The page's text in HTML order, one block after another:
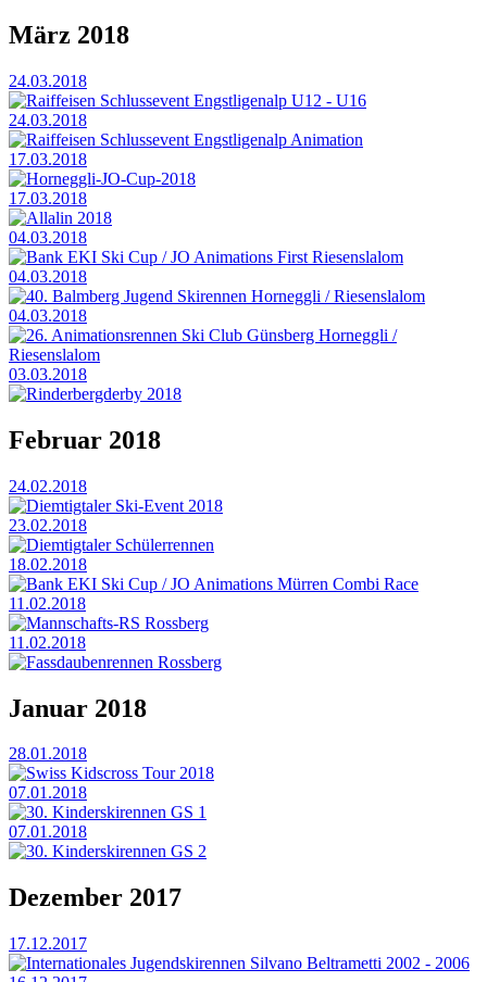
März 2018
24.03.2018
Raiffeisen Schlussevent Engstligenalp U12 - U16
24.03.2018
Raiffeisen Schlussevent Engstligenalp Animation
17.03.2018
Horneggli-JO-Cup-2018
17.03.2018
Allalin 2018
04.03.2018
Bank EKI Ski Cup / JO Animations First Riesenslalom
04.03.2018
40. Balmberg Jugend Skirennen Horneggli / Riesenslalom
04.03.2018
26. Animationsrennen Ski Club Günsberg Horneggli /
Riesenslalom
03.03.2018
Rinderbergderby 2018
Februar 2018
24.02.2018
Diemtigtaler Ski-Event 2018
23.02.2018
Diemtigtaler Schülerrennen
18.02.2018
Bank EKI Ski Cup / JO Animations Mürren Combi Race
11.02.2018
Mannschafts-RS Rossberg
11.02.2018
Fassdaubenrennen Rossberg
Januar 2018
28.01.2018
Swiss Kidscross Tour 2018
07.01.2018
30. Kinderskirennen GS 1
07.01.2018
30. Kinderskirennen GS 2
Dezember 2017
17.12.2017
Internationales Jugendskirennen Silvano Beltrametti 2002 - 2006